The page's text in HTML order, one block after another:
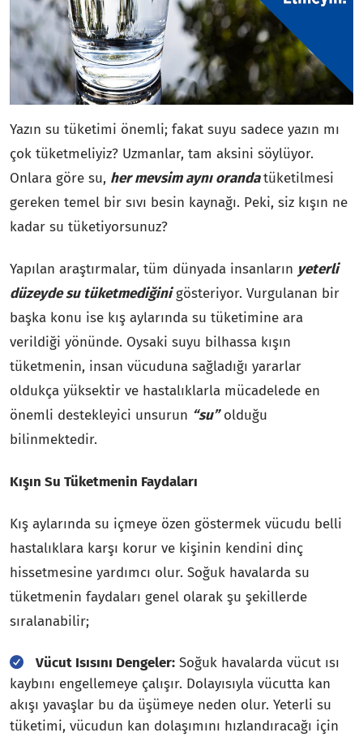
Yazın su tüketimi önemli; fakat suyu sadece yazın mı
çok tüketmeliyiz? Uzmanlar, tam aksini söylüyor.
Onlara göre su, her mevsim aynı orandatüketilmesi
gereken temel bir sıvı besin kaynağı. Peki, siz kışın ne
kadar su tüketiyorsunuz?
Yapılan araştırmalar, tüm dünyada insanların yeterli
düzeyde su tüketmediğinigösteriyor. Vurgulanan bir
başka konu ise kış aylarında su tüketimine ara
verildiği yönünde. Oysaki suyu bilhassa kışın
tüketmenin, insan vücuduna sağladığı yararlar
oldukça yüksektir ve hastalıklarla mücadelede en
önemli destekleyici unsurun “su”olduğu
bilinmektedir.
Kışın Su Tüketmenin Faydaları
Kış aylarında su içmeye özen göstermek vücudu belli
hastalıklara karşı korur ve kişinin kendini dinç
hissetmesine yardımcı olur. Soğuk havalarda su
tüketmenin faydaları genel olarak şu şekillerde
sıralanabilir;
Vücut Isısını Dengeler: Soğuk havalarda vücut ısı
kaybını engellemeye çalışır. Dolayısıyla vücutta kan
akışı yavaşlar bu da üşümeye neden olur. Yeterli su
tüketimi, vücudun kan dolaşımını hızlandıracağı için